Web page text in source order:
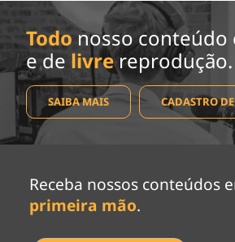
Todo nosso
e de livrereprodução.
SAIBA MAIS CADASTRO
Receba nossos conteúdos
primeira mão.